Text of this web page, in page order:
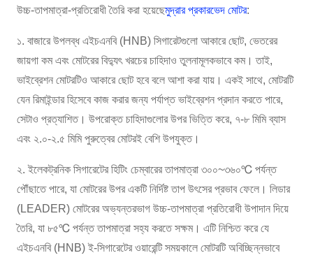
উচ্চ-তাপমাত্রা-প্রতিরোধী তৈরি করা হয়েছেমুদ্রার প্রকারভেদ মোটর:
১. বাজারে উপলব্ধ এইচএনবি (HNB) সিগারেটগুলো আকারে ছোট, ভেতরের
জায়গা কম এবং মোটরের বিদ্যুৎ খরচের চাহিদাও তুলনামূলকভাবে কম। তাই,
ভাইব্রেশন মোটরটিও আকারে ছোট হবে বলে আশা করা যায়। একই সাথে, মোটরটি
যেন রিমাইন্ডার হিসেবে কাজ করার জন্য পর্যাপ্ত ভাইব্রেশন প্রদান করতে পারে,
সেটাও প্রত্যাশিত। উপরোক্ত চাহিদাগুলোর উপর ভিত্তি করে, ৭-৮ মিমি ব্যাস
এবং ২.০-২.৫ মিমি পুরুত্বের মোটরই বেশি উপযুক্ত।
২. ইলেকট্রনিক সিগারেটের হিটিং চেম্বারের তাপমাত্রা ৩০০~৩৬০℃ পর্যন্ত
পৌঁছাতে পারে, যা মোটরের উপর একটি নির্দিষ্ট তাপ উৎসের প্রভাব ফেলে। লিডার
(LEADER) মোটরের অভ্যন্তরভাগ উচ্চ-তাপমাত্রা প্রতিরোধী উপাদান দিয়ে
তৈরি, যা ৮৫℃ পর্যন্ত তাপমাত্রা সহ্য করতে সক্ষম। এটি নিশ্চিত করে যে
এইচএনবি (HNB) ই-সিগারেটের ওয়ারেন্টি সময়কালে মোটরটি অবিচ্ছিন্নভাবে